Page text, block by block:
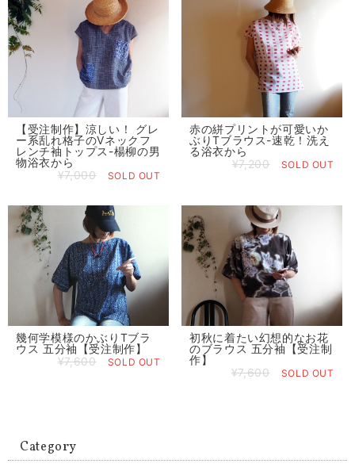
【受注制作】涼しい！ グレ
ー系乱れ格子のVネックフ
レンチ袖トップス-楊柳の男
物浴衣から
¥7,000
SOLD OUT
赤の絣プリントが可愛いか
ぶりTブラウス-速乾！洗え
る浴衣から
¥7,200
SOLD OUT
幾何学模様のかぶりTブラ
ウス 五分袖【受注制作】
¥7,600
SOLD OUT
初秋に着たい幻想的なお花
のブラウス 五分袖【受注制
作】
¥7,600
SOLD OUT
Category